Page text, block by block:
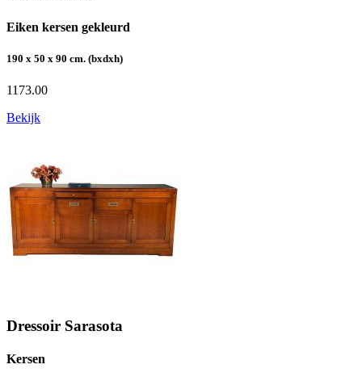
Eiken kersen gekleurd
190 x 50 x 90 cm. (bxdxh)
1173.00
Bekijk
Dressoir Sarasota
Kersen